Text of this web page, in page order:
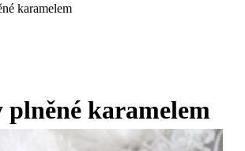
karamelem
plněné karamelem